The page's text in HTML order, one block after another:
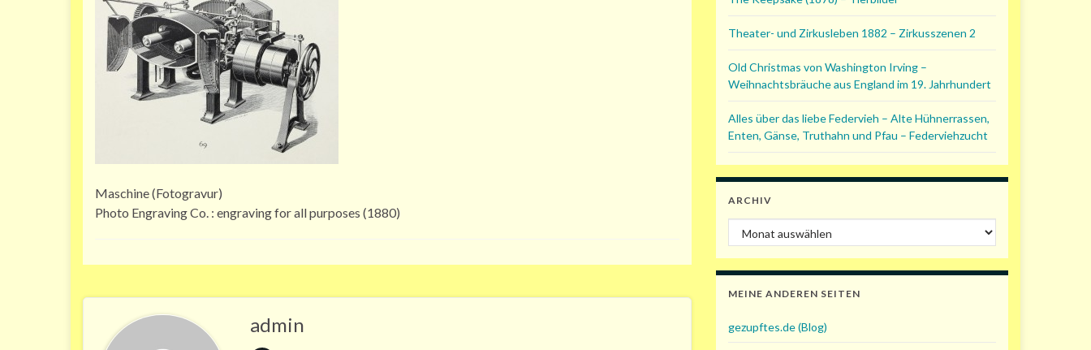
Maschine (Fotogravur)
Photo Engraving Co. : engraving for all purposes (1880)
admin
Theater- und Zirkusleben 1882 – Zirkusszenen 2
Old Christmas von Washington Irving –
Weihnachtsbräuche aus England im 19. Jahrhundert
Alles über das liebe Federvieh – Alte Hühnerrassen,
Enten, Gänse, Truthahn und Pfau – Federviehzucht
ARCHIV
Archiv
MEINE ANDEREN SEITEN
gezupftes.de (Blog)